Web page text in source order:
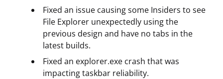
Fixed an issue causing some Insiders to see
File Explorer unexpectedly using the
previous design and have no tabs in the
latest builds.
Fixed an explorer.exe crash that was
impacting taskbar reliability.